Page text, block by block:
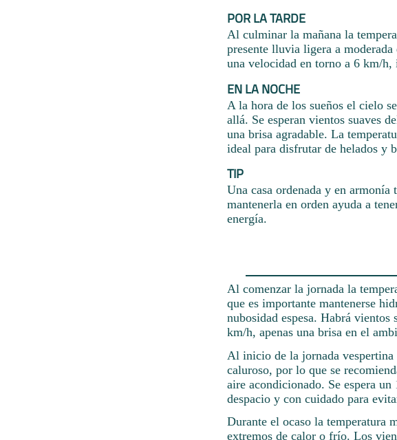
POR LA TARDE
Al culminar la mañana la
presente lluvia ligera a
una velocidad en torno a 6 km/h,
EN LA NOCHE
A la hora de los sueños el cielo
allá. Se esperan vientos suaves
una brisa agradable. La
ideal para disfrutar de helados y
TIP
Una casa ordenada y en
mantenerla en orden ayuda a
energía.
Al comenzar la jornada la
que es importante mantenerse
nubosidad espesa. Habrá
km/h, apenas una brisa en el
Al inicio de la jornada vespertina
caluroso, por lo que se
aire acondicionado. Se espera
despacio y con cuidado para
Durante el ocaso la temperatura
extremos de calor o frío. Los